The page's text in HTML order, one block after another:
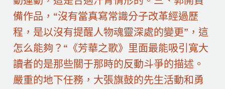
備作品，“沒有當真寫常識分子改革經過歷
程，是以沒有提醒人物魂靈深處的變更”，這
怎么能夠？“《芳華之歌》里面最能吸引寬大
讀者的是那些關于那時的反動斗爭的描述。
嚴重的地下任務，大張旗鼓的先生活動和勇